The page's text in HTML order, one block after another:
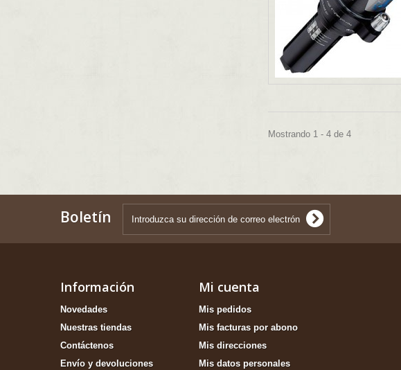
Mostrando 1 - 4 de 4
Boletín
Información
Novedades
Nuestras tiendas
Contáctenos
Envío y devoluciones
Mi cuenta
Mis pedidos
Mis facturas por abono
Mis direcciones
Mis datos personales